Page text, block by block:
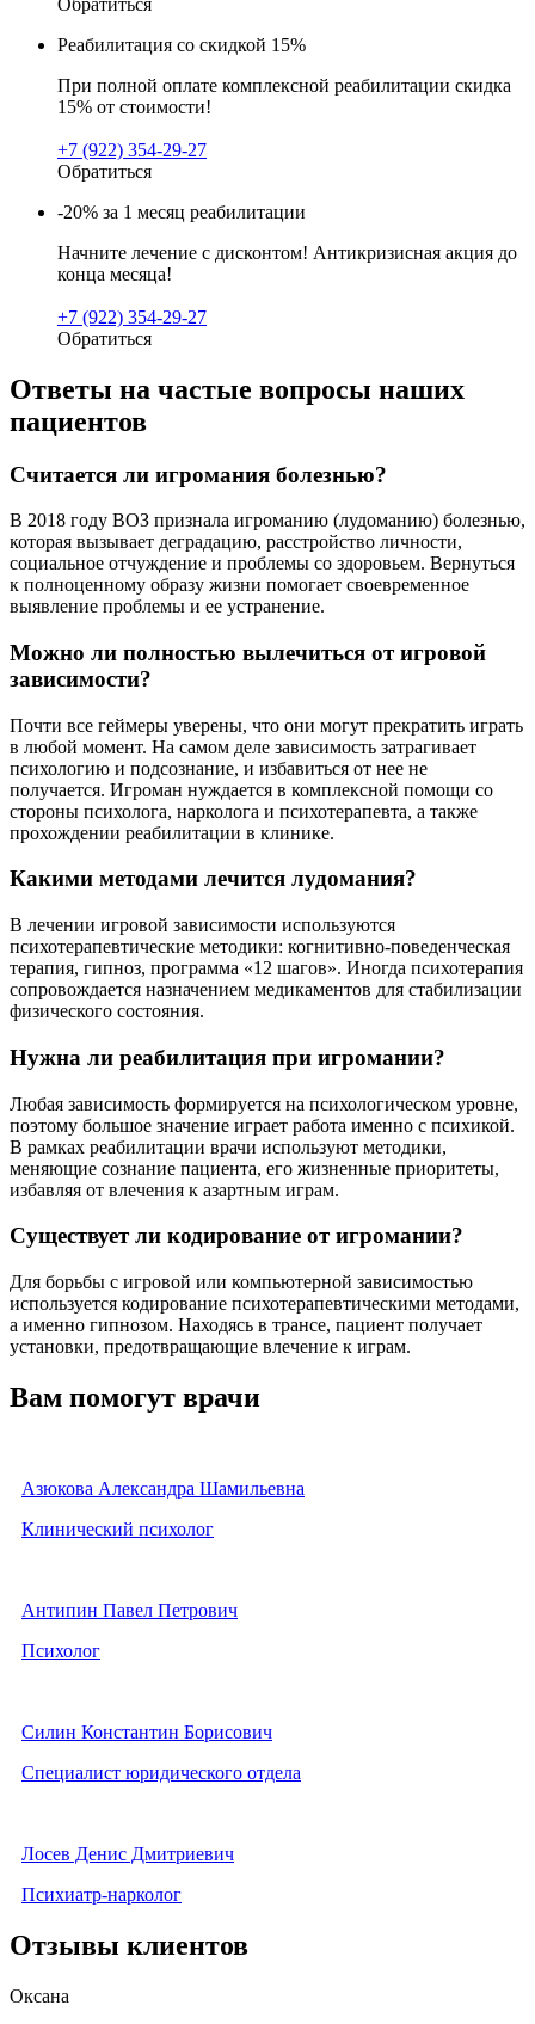
Реабилитация со скидкой 15%
При полной оплате комплексной реабилитации скидка
15% от стоимости!
+7 (922) 354-29-27
Обратиться
-20% за 1 месяц реабилитации
Начните лечение с дисконтом! Антикризисная акция до
конца месяца!
+7 (922) 354-29-27
Обратиться
Ответы на частые вопросы наших
пациентов
Считается ли игромания болезнью?
В 2018 году ВОЗ признала игроманию (лудоманию) болезнью,
которая вызывает деградацию, расстройство личности,
социальное отчуждение и проблемы со здоровьем. Вернуться
к полноценному образу жизни помогает своевременное
выявление проблемы и ее устранение.
Можно ли полностью вылечиться от игровой
зависимости?
Почти все геймеры уверены, что они могут прекратить играть
в любой момент. На самом деле зависимость затрагивает
психологию и подсознание, и избавиться от нее не
получается. Игроман нуждается в комплексной помощи со
стороны психолога, нарколога и психотерапевта, а также
прохождении реабилитации в клинике.
Какими методами лечится лудомания?
В лечении игровой зависимости используются
психотерапевтические методики: когнитивно-поведенческая
терапия, гипноз, программа «12 шагов». Иногда психотерапия
сопровождается назначением медикаментов для стабилизации
физического состояния.
Нужна ли реабилитация при игромании?
Любая зависимость формируется на психологическом уровне,
поэтому большое значение играет работа именно с психикой.
В рамках реабилитации врачи используют методики,
меняющие сознание пациента, его жизненные приоритеты,
избавляя от влечения к азартным играм.
Существует ли кодирование от игромании?
Для борьбы с игровой или компьютерной зависимостью
используется кодирование психотерапевтическими методами,
а именно гипнозом. Находясь в трансе, пациент получает
установки, предотвращающие влечение к играм.
Вам помогут врачи
Азюкова Александра Шамильевна
Клинический психолог
Антипин Павел Петрович
Психолог
Силин Константин Борисович
Специалист юридического отдела
Лосев Денис Дмитриевич
Психиатр-нарколог
Отзывы клиентов
Оксана